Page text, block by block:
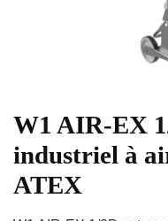
W1 AIR-EX
industriel à
ATEX